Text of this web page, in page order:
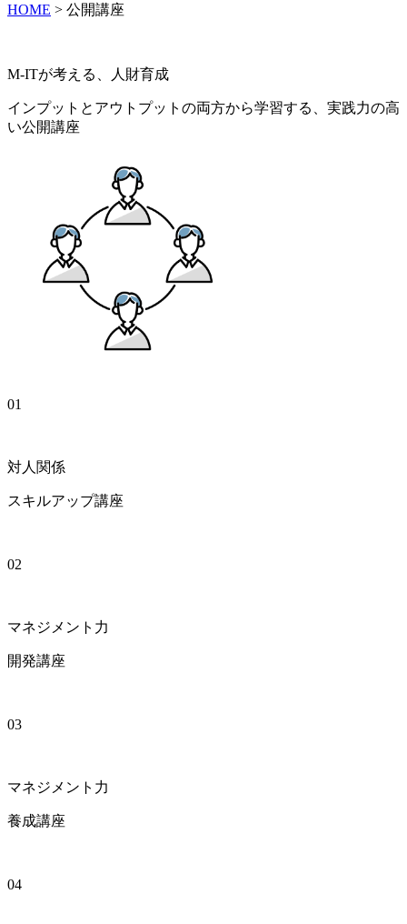
HOME > 公開講座
M-ITが考える、人財育成
インプットとアウトプットの両方から学習する、実践力の高
い公開講座
01
対人関係
スキルアップ講座
02
マネジメント力
開発講座
03
マネジメント力
養成講座
04